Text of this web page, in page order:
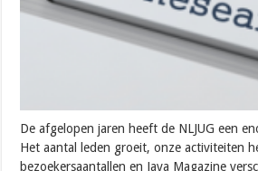
De afgelopen jaren heeft de NLJUG een
Het aantal leden groeit, onze activiteiten
bezoekersaantallen en Java Magazine